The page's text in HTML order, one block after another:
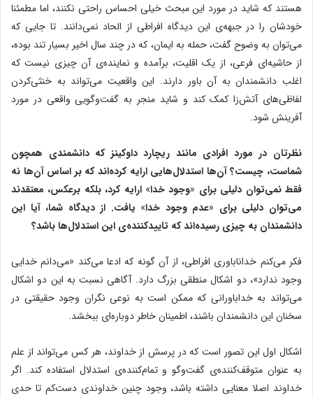
هستند که شاید در مورد این مبحث خیلی احساس راحتی نکنند، اما مطمئنا
خودشان را در جبهه‌ی این دیدگاه افراطی از الحاد نمی‌دانند. تا جایی که
می‌توان به وضوح گفت، حمله به ایمان، که در چند سال اخیر بسیار تند بوده،
از حاشیه‌ای فرعی، از یک اقلیت، برآمده و نماینده‌ی آن چیزی نیست که
اغلب دانشمندان به آن باور دارند. این واقعیت می‌تواند به خنثی‌کردن
لفاظی‌های آتش‌زا کمک کند و شاید منجر به گفت‌وگویی واقعی در مورد
آفرینش شود.
نظرتان در مورد افرادی مانند ریچارد داوکینز که دانشمندی همچون
شماست، چیست؟ آن‌ها استدلال‌هایی ارایه کرده‌اند که بر اساس آنها نه
فقط نمی‌توان دلیلی برای «وجود خدا» ارایه کرد، بلکه برعکس، معتقدند
می‌توان دلیلی برای «عدم وجود خدا» یافت. از دیدگاه شما، آیا این
دانشمندان به چیزی رسیده‌اند که تاییدکننده‌ی این استدلال‌ها باشد؟
فکر می‌کنم خداناباوری افراطی، از آن‌ گونه که ادعا می‌کند «می‌دانم خدایی
وجود ندارد»، دو اشکال منطقی بزرگ دارد. آگاهی نسبت به این دو اشکال
می‌تواند به خداباورانی که ممکن است به نوعی نگران وجود حقیقتی در
سخنان این دانشمندان باشند، اطمینان خاطر دوباره‌ای ببخشد.
اشکال اول این تصور است که در پرسش از خداوند، هر کس می‌تواند از علم
به عنوان متوقف‌کننده‌ی گفت‌وگو و تمام‌کننده‌ی استدلال استفاده کند. اگر
خداوند اصلا معنایی داشته باشد، وجود چنین خداوندی دست‌کم تا حدی